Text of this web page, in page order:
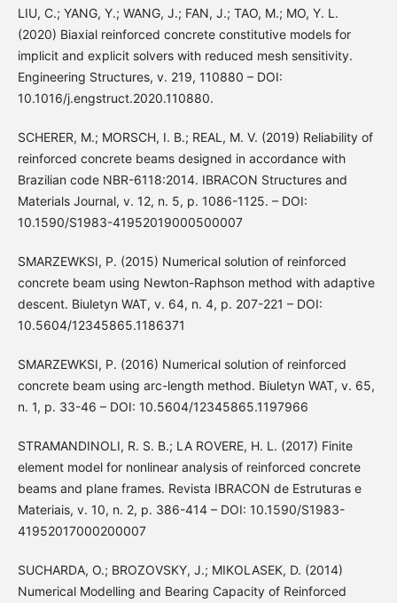
LIU, C.; YANG, Y.; WANG, J.; FAN, J.; TAO, M.; MO, Y. L.
(2020) Biaxial reinforced concrete constitutive models for
implicit and explicit solvers with reduced mesh sensitivity.
Engineering Structures, v. 219, 110880 – DOI:
10.1016/j.engstruct.2020.110880.
SCHERER, M.; MORSCH, I. B.; REAL, M. V. (2019) Reliability of
reinforced concrete beams designed in accordance with
Brazilian code NBR-6118:2014. IBRACON Structures and
Materials Journal, v. 12, n. 5, p. 1086-1125. – DOI:
10.1590/S1983-41952019000500007
SMARZEWKSI, P. (2015) Numerical solution of reinforced
concrete beam using Newton-Raphson method with adaptive
descent. Biuletyn WAT, v. 64, n. 4, p. 207-221 – DOI:
10.5604/12345865.1186371
SMARZEWKSI, P. (2016) Numerical solution of reinforced
concrete beam using arc-length method. Biuletyn WAT, v. 65,
n. 1, p. 33-46 – DOI: 10.5604/12345865.1197966
STRAMANDINOLI, R. S. B.; LA ROVERE, H. L. (2017) Finite
element model for nonlinear analysis of reinforced concrete
beams and plane frames. Revista IBRACON de Estruturas e
Materiais, v. 10, n. 2, p. 386-414 – DOI: 10.1590/S1983-
41952017000200007
SUCHARDA, O.; BROZOVSKY, J.; MIKOLASEK, D. (2014)
Numerical Modelling and Bearing Capacity of Reinforced